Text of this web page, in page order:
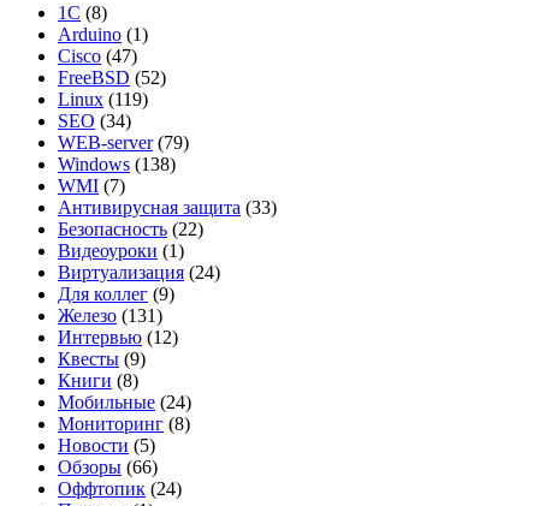
1С (8)
Arduino (1)
Cisco (47)
FreeBSD (52)
Linux (119)
SEO (34)
WEB-server(79)
Windows (138)
WMI (7)
Антивирусная защита (33)
Безопасность (22)
Видеоуроки (1)
Виртуализация (24)
Для коллег (9)
Железо (131)
Интервью (12)
Квесты (9)
Книги (8)
Мобильные (24)
Мониторинг (8)
Новости (5)
Обзоры (66)
Оффтопик (24)